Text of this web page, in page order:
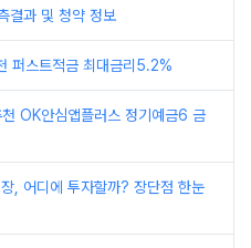
결과 및 청약 정보
퍼스트적금 최대금리5.2%
OK안심앱플러스 정기예금6 금
, 어디에 투자할까? 장단점 한눈